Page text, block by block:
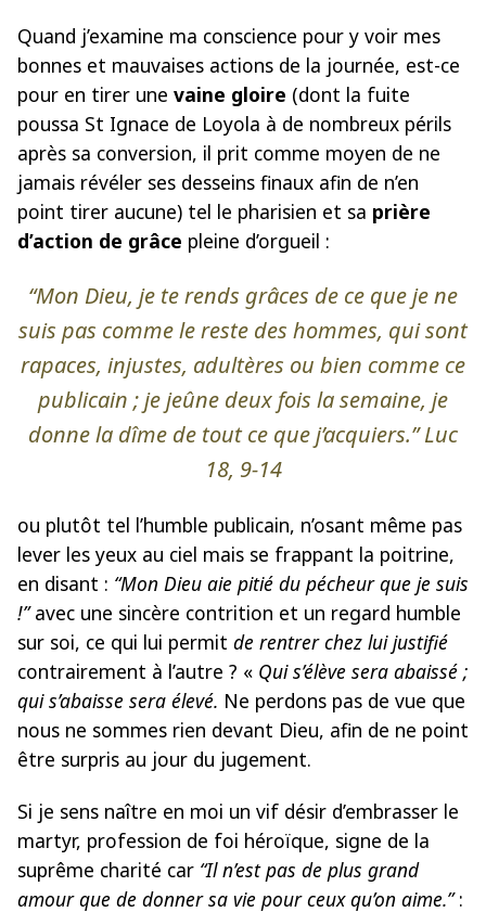
Quand j’examine ma conscience pour y voir mes
bonnes et mauvaises actions de la journée, est-ce
pour en tirer une vaine gloire (dont la fuite
poussa St Ignace de Loyola à de nombreux périls
après sa conversion, il prit comme moyen de ne
jamais révéler ses desseins finaux afin de n’en
point tirer aucune) tel le pharisien et sa prière
d’action de grâce pleine d’orgueil :
“Mon Dieu, je te rends grâces de ce que je ne
suis pas comme le reste des hommes, qui sont
rapaces, injustes, adultères ou bien comme ce
publicain ; je jeûne deux fois la semaine, je
donne la dîme de tout ce que j’acquiers.” Luc
18, 9-14
ou plutôt tel l’humble publicain, n’osant même pas
lever les yeux au ciel mais se frappant la poitrine,
en disant : “Mon Dieu aie pitié du pécheur que je suis
!”avec une sincère contrition et un regard humble
sur soi, ce qui lui permit de rentrer chez lui justifié
contrairement à l’autre ? « Qui s’élève sera abaissé ;
qui s’abaisse sera élevé. Ne perdons pas de vue que
nous ne sommes rien devant Dieu, afin de ne point
être surpris au jour du jugement.
Si je sens naître en moi un vif désir d’embrasser le
martyr, profession de foi héroïque, signe de la
suprême charité car “Il n’est pas de plus grand
amour que de donner sa vie pour ceux qu’on aime.”: